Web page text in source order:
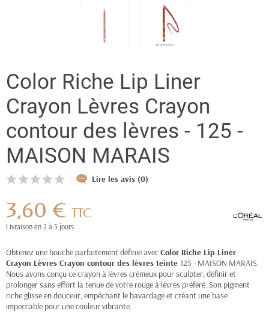
Color Riche Lip Liner
Crayon Lèvres Crayon
contour des lèvres - 125 -
MAISON MARAIS
Lire les avis (0)
3,60 € TTC
Livraison en 2 à 5 jours
Obtenez une bouche parfaitement définie avecColor Riche Lip Liner
Crayon Lèvres Crayon contour des lèvres teinte 125 - MAISON MARAIS.
Nous avons conçu ce crayon à lèvres crémeux pour sculpter, définir et
prolonger sans effort la tenue de votre rouge à lèvres préféré. Son pigment
riche glisse en douceur, empêchant le bavardage et créant une base
impeccable pour une couleur vibrante.